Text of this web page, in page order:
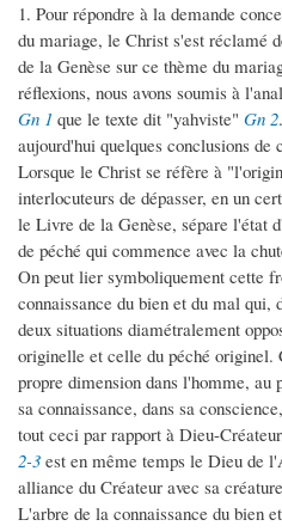
1. Pour répondre à la demande
du mariage, le Christ s'est réclamé
de la Genèse sur ce thème du
réflexions, nous avons soumis à
Gn 1 que le texte dit "yahviste" Gn 2
aujourd'hui quelques conclusions de
Lorsque le Christ se réfère à
interlocuteurs de dépasser, en un
le Livre de la Genèse, sépare l'état
de péché qui commence avec la
On peut lier symboliquement cette
connaissance du bien et du mal
deux situations diamétralement
originelle et celle du péché originel.
propre dimension dans l'homme,
sa connaissance, dans sa
tout ceci par rapport à Dieu-
2-3 est en même temps le Dieu de
alliance du Créateur avec sa
L'arbre de la connaissance du bien